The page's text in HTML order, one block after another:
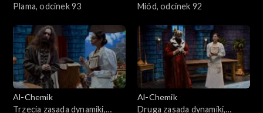
Plama, odcinek 93
Miód, odcinek 92
Al-Chemik
Trzecia zasada dynamiki,
Al-Chemik
Druga zasada dynamiki,